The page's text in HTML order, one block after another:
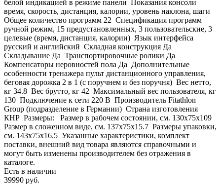
белой индикацией в режиме панели Показания консоли
время, скорость, дистанция, калории, уровень наклона, шаги
Общее количество программ 22 Спецификация программ
ручной режим, 15 предустановленных, 3 пользовательские, 3
целевые (время, дистанция, калории) Язык интерфейса
русский и английский Складная конструкция Да
Складывание Да Транспортировочные ролики Да
Компенсаторы неровностей пола Да Дополнительные
особенности тренажера пульт дистанционного управления,
беговая дорожка 2 в 1 (с поручнем и без поручня) Вес нетто,
кг 34.8 Вес брутто, кг 42 Максимальный вес пользователя, кг
130 Подключение к сети 220 В Производитель Fitathlon
Group (подразделение в Германии) Страна изготовления
КНР Размеры: Размер в рабочем состоянии, см. 130х75x109
Размер в сложенном виде, см. 137х75x15.7 Размеры упаковки,
см. 143х75x16.5 Указанные характеристики, комплект
поставки, внешний вид товара являются справочными и
могут быть изменены производителем без отражения в
каталоге.
Есть в наличии
39990 руб.